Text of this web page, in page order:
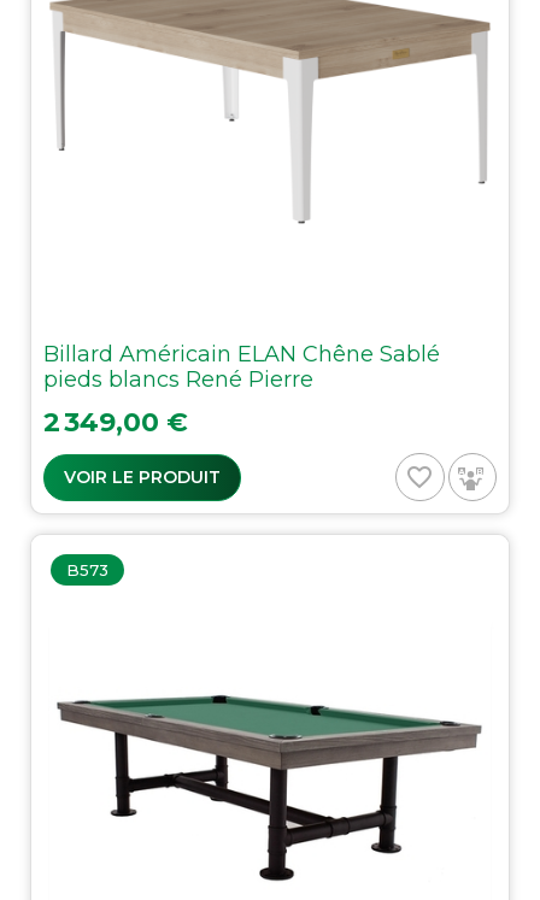
Billard Américain ELAN Chêne Sablé
pieds blancs René Pierre
Prix
2 349,00 €
VOIR LE PRODUIT favorite_border
B573